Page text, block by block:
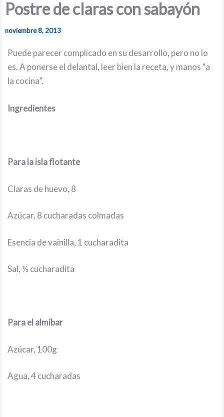
Postre de claras con sabayón
noviembre 8, 2013
Puede parecer complicado en su desarrollo, pero no lo
es. A ponerse el delantal, leer bien la receta, y manos “a
la cocina”.
Ingredientes
Para la isla flotante
Claras de huevo, 8
Azúcar, 8 cucharadas colmadas
Esencia de vainilla, 1 cucharadita
Sal, ½ cucharadita
Para el almíbar
Azúcar, 100g
Agua, 4 cucharadas